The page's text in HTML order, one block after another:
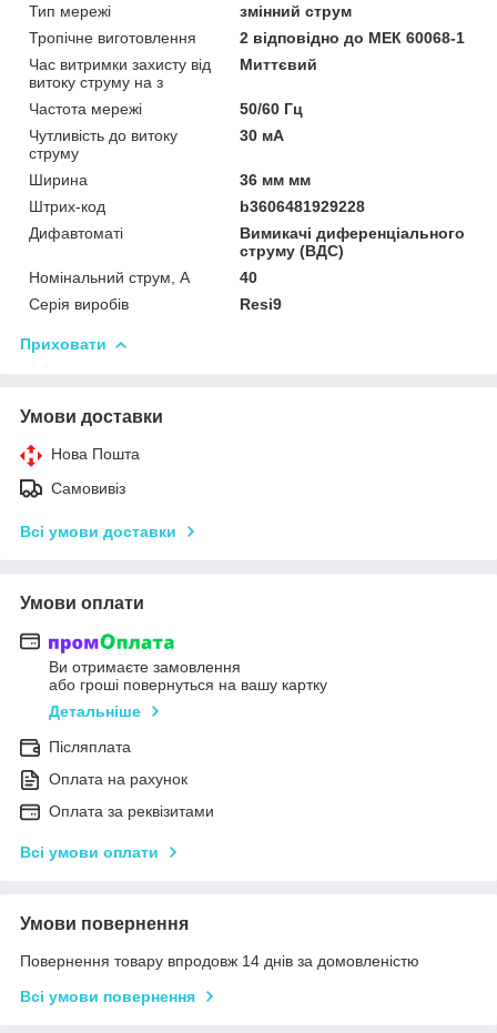
Тип мережі
змінний струм
Тропічне виготовлення
2 відповідно до МЕК 60068-1
Час витримки захисту від
витоку струму на з
Миттєвий
Частота мережі
50/60 Гц
Чутливість до витоку
струму
30 мА
Ширина
36 мм мм
Штрих-код
b3606481929228
Дифавтоматі
Вимикачі диференціального
струму (ВДС)
Номінальний струм, А
40
Серія виробів
Resi9
Приховати
Умови доставки
Нова Пошта
Самовивіз
Всі умови доставки
Умови оплати
Ви отримаєте замовлення
або гроші повернуться на вашу картку
Детальніше
Післяплата
Оплата на рахунок
Оплата за реквізитами
Всі умови оплати
Умови повернення
Повернення товару впродовж 14 днів за домовленістю
Всі умови повернення